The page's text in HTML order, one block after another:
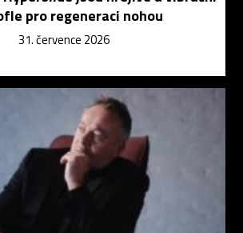
pro regeneraci nohou
31. července 2026